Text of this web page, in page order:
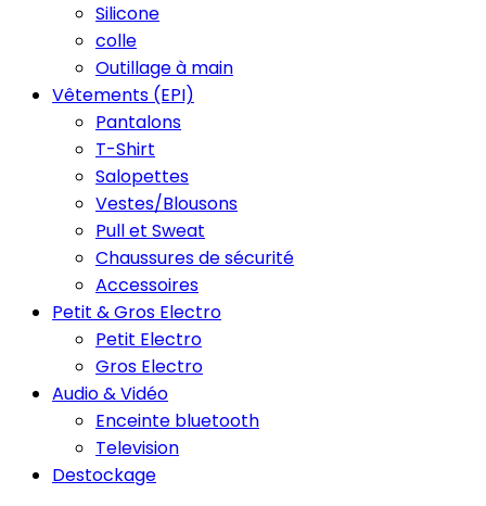
Silicone
colle
Outillage à main
Vêtements (EPI)
Pantalons
T-Shirt
Salopettes
Vestes/Blousons
Pull et Sweat
Chaussures de sécurité
Accessoires
Petit & Gros Electro
Petit Electro
Gros Electro
Audio & Vidéo
Enceinte bluetooth
Television
Destockage